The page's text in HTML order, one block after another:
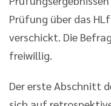
Prüfung über das
verschickt. Die
freiwillig.
Der erste Abschnitt